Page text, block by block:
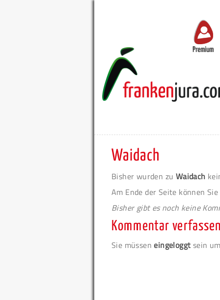
Premium
Waidach
Bisher wurden zu Waidach
Am Ende der Seite können
Bisher gibt es noch keine
Kommentar
Sie müsseneingeloggt sein